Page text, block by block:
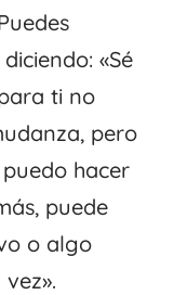
«Sé
ti no
pero
hacer
puede
o algo